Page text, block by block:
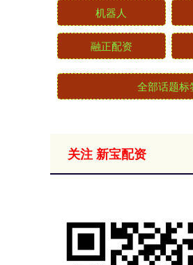
机器人
融正配资
全部话题标
关注 新宝配资